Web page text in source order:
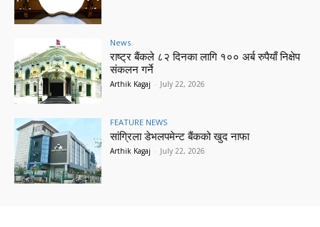
News
राष्ट्र बैंकले ८२ दिनका लागि १०० अर्ब रुपैयाँ निक्षेप
संकलन गर्ने
Arthik Kagaj - July 22, 2026
FEATURE NEWS
सांग्रिला डेभलपमेन्ट बैंकको खुद नाफा
Arthik Kagaj - July 22, 2026